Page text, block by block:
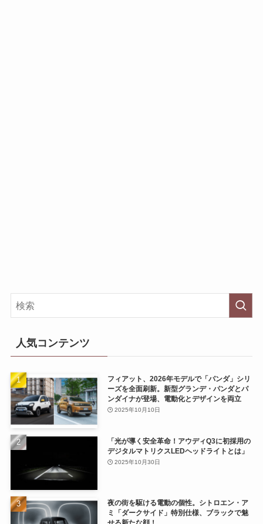
人気コンテンツ
フィアット、2026年モデルで「パンダ」シリ
ーズを全面刷新。新型グランデ・パンダとパ
ンダイナが登場、電動化とデザインを両立
2025年10月10日
「光が導く安全革命！アウディQ3に初採用の
デジタルマトリクスLEDヘッドライトとは」
2025年10月30日
夜の街を駆ける電動の個性。シトロエン・ア
ミ「ダークサイド」特別仕様、ブラックで魅